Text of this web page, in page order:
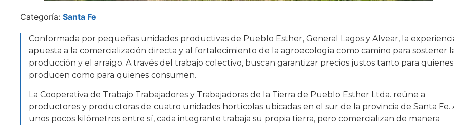
Categoría: Santa Fe
Conformada por pequeñas unidades productivas de Pueblo Esther, General Lagos y Alvear, la
apuesta a la comercialización directa y al fortalecimiento de la agroecología como camino para sostener
producción y el arraigo. A través del trabajo colectivo, buscan garantizar precios justos tanto para quienes
producen como para quienes consumen.
La Cooperativa de Trabajo Trabajadores y Trabajadoras de la Tierra de Pueblo Esther Ltda. reúne a
productores y productoras de cuatro unidades hortícolas ubicadas en el sur de la provincia de Santa Fe.
unos pocos kilómetros entre sí, cada integrante trabaja su propia tierra, pero comercializan de manera